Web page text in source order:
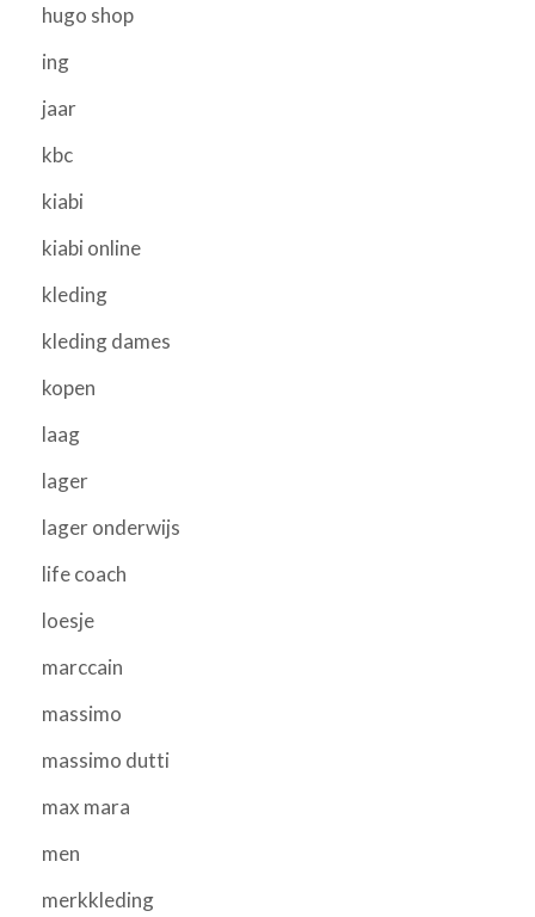
hugo shop
ing
jaar
kbc
kiabi
kiabi online
kleding
kleding dames
kopen
laag
lager
lager onderwijs
life coach
loesje
marccain
massimo
massimo dutti
max mara
men
merkkleding